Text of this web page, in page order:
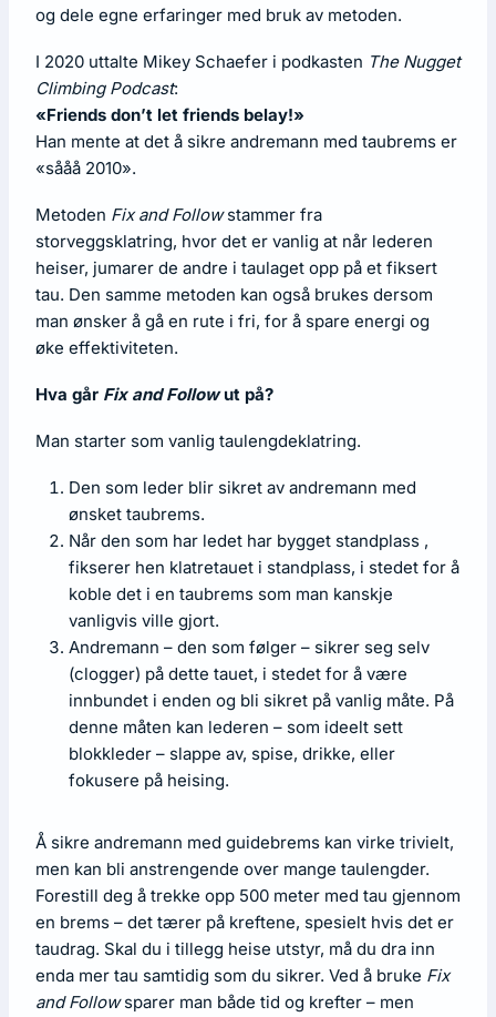
og dele egne erfaringer med bruk av metoden.
I 2020 uttalte Mikey Schaefer i podkasten The Nugget
Climbing Podcast:
«Friends don’t let friends belay!»
Han mente at det å sikre andremann med taubrems er
«sååå 2010».
Metoden Fix and Followstammer fra
storveggsklatring, hvor det er vanlig at når lederen
heiser, jumarer de andre i taulaget opp på et fiksert
tau. Den samme metoden kan også brukes dersom
man ønsker å gå en rute i fri, for å spare energi og
øke effektiviteten.
Hva går Fix and Followut på?
Man starter som vanlig taulengdeklatring.
Den som leder blir sikret av andremann med
ønsket taubrems.
Når den som har ledet har bygget standplass ,
fikserer hen klatretauet i standplass, i stedet for å
koble det i en taubrems som man kanskje
vanligvis ville gjort.
Andremann – den som følger – sikrer seg selv
(clogger) på dette tauet, i stedet for å være
innbundet i enden og bli sikret på vanlig måte. På
denne måten kan lederen – som ideelt sett
blokkleder – slappe av, spise, drikke, eller
fokusere på heising.
Å sikre andremann med guidebrems kan virke trivielt,
men kan bli anstrengende over mange taulengder.
Forestill deg å trekke opp 500 meter med tau gjennom
en brems – det tærer på kreftene, spesielt hvis det er
taudrag. Skal du i tillegg heise utstyr, må du dra inn
enda mer tau samtidig som du sikrer. Ved å bruke Fix
and Followsparer man både tid og krefter – men